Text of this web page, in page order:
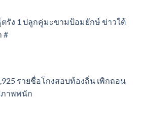
รัง 1 ปลูกคู่มะขามป้อมยักษ์ ข่าวใต้
#
รายชื่อโกงสอบท้องถิ่น เพิกถอน
าพพนัก